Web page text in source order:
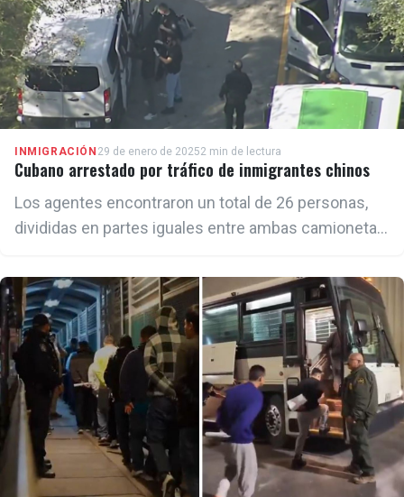
INMIGRACIÓN 29 de enero de 20252 min de lectura
Cubano arrestado por tráfico de inmigrantes chinos
Los agentes encontraron un total de 26 personas,
divididas en partes iguales entre ambas camionetas:
diversas edades.